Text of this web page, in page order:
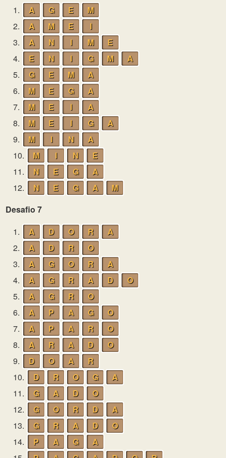
1.
A G E
M
2.
A M E
I
3.
A N I M
E
4.
E N I G M
A
5.
G E M
A
6.
M E G
A
7.
M E I
A
8.
M E I G
A
9.
M I N
A
10.
M I N
E
11.
N E G
A
12.
N E G A
M
Desafio 7
1.
A D O R
A
2.
A D R
O
3.
A G O R
A
4.
A G R A D
O
5.
A G R
O
6.
A P A G
O
7.
A P A R
O
8.
A R A D
O
9.
D O A
R
10.
D R O G
A
11.
G A D
O
12.
G O R D
A
13.
G R A D
O
14.
P A G
A